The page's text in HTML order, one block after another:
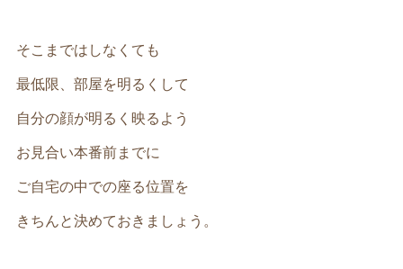
そこまではしなくても
最低限、部屋を明るくして
自分の顔が明るく映るよう
お見合い本番前までに
ご自宅の中での座る位置を
きちんと決めておきましょう。